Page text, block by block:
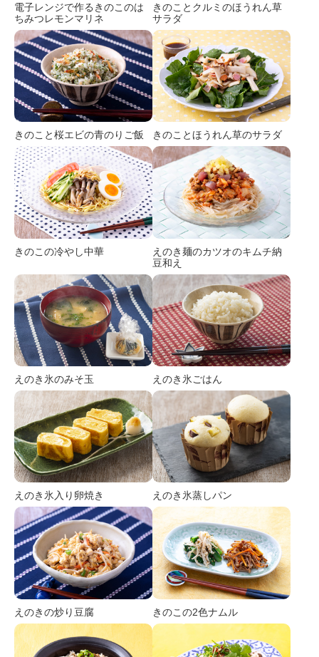
電子レンジで作る きのこのは
ちみつレモンマリネ
きのことクルミのほうれん草
サラダ
きのこと桜エビの青のりご飯 きのことほうれん草のサラダ
きのこの冷やし中華 えのき麺のカツオのキムチ納
豆和え
えのき氷のみそ玉 えのき氷ごはん
えのき氷入り卵焼き えのき氷蒸しパン
えのきの炒り豆腐 きのこの2色ナムル